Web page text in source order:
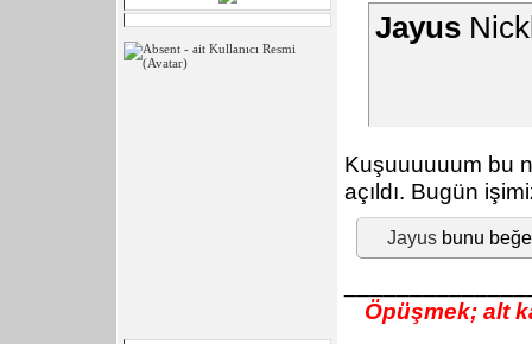
Jayus
Kuşuuuuuum bu
açıldı. Bugün
Jayus bunu
Öpüşmek; alt